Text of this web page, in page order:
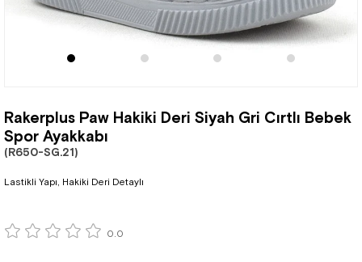
Rakerplus Paw Hakiki Deri Siyah Gri Cırtlı Bebek
Spor Ayakkabı
(R650-SG.21)
Lastikli Yapı, Hakiki Deri Detaylı
0.0